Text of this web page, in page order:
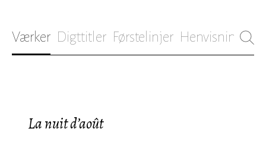
Værker Digttitler Førstelinjer Henvisninger
La nuit d’août